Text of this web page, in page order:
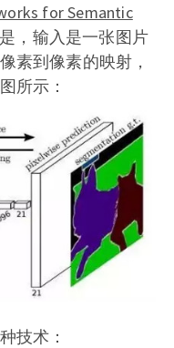
for Semantic
，输入是一张图片
素到像素的映射，
所示：
技术：